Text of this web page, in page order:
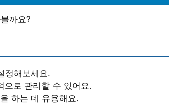
까요?
정해보세요.
으로 관리할 수 있어요.
하는 데 유용해요.